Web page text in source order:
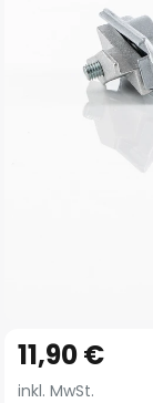
Anfang
der
11,90 €
inkl. MwSt.